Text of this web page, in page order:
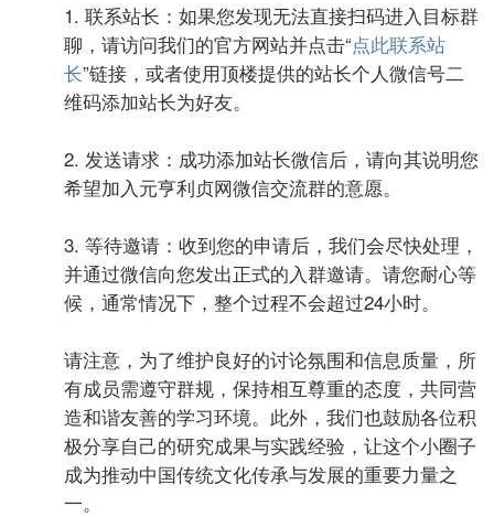
1. 联系站长：如果您发现无法直接扫码进入目标群
聊，请访问我们的官方网站并点击“点此联系站
长”链接，或者使用顶楼提供的站长个人微信号二
维码添加站长为好友。
2. 发送请求：成功添加站长微信后，请向其说明您
希望加入元亨利贞网微信交流群的意愿。
3. 等待邀请：收到您的申请后，我们会尽快处理，
并通过微信向您发出正式的入群邀请。请您耐心等
候，通常情况下，整个过程不会超过24小时。
请注意，为了维护良好的讨论氛围和信息质量，所
有成员需遵守群规，保持相互尊重的态度，共同营
造和谐友善的学习环境。此外，我们也鼓励各位积
极分享自己的研究成果与实践经验，让这个小圈子
成为推动中国传统文化传承与发展的重要力量之
一。